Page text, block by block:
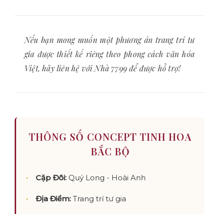
Nếu bạn mong muốn một phương án trang trí tư
gia được thiết kế riêng theo phong cách văn hóa
Việt, hãy liên hệ với Nhà 7799 để được hỗ trợ!
THÔNG SỐ CONCEPT TINH HOA
BẮC BỘ
Cặp Đôi: Quý Long - Hoài Anh
Địa Điểm: Trang trí tư gia